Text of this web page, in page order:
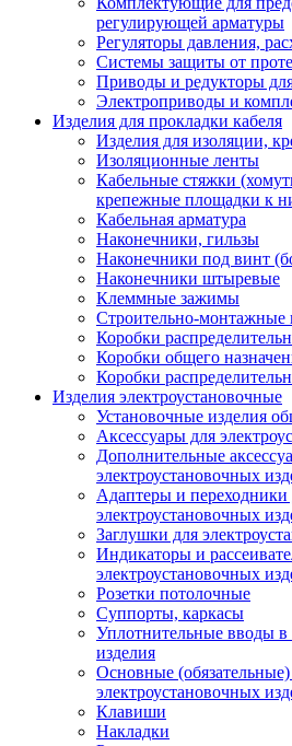
регулирующей арматуры
Регуляторы давления,
Системы защиты от
Приводы и редукторы
Электроприводы и
Изделия для прокладки кабеля
Изделия для изоляции,
Изоляционные ленты
Кабельные стяжки
крепежные площадки к
Кабельная арматура
Наконечники, гильзы
Наконечники под винт
Наконечники штыревые
Клеммные зажимы
Строительно-монтажные
Коробки
Коробки общего
Коробки
Изделия электроустановочные
Установочные изделия
Аксессуары для
Дополнительные
электроустановочных
Адаптеры и переходники
электроустановочных
Заглушки для
Индикаторы и
электроустановочных
Розетки потолочные
Суппорты, каркасы
Уплотнительные вводы в
изделия
Основные (обязательные)
электроустановочных
Клавиши
Накладки